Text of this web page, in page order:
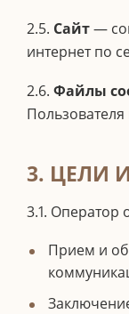
2.5. Сайт—
интернет по
2.6. Файлы
3. ЦЕЛИ
3.1. Оператор
Прием и